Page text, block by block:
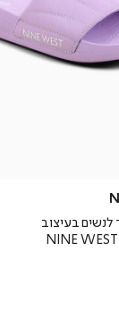
לנשים בעיצוב